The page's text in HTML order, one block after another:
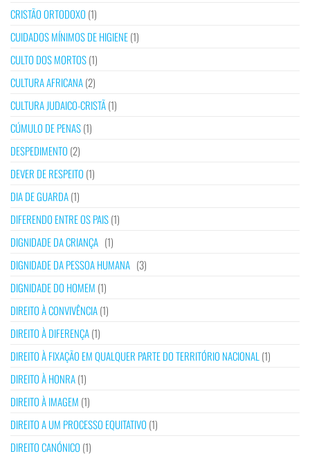
CRISTÃO ORTODOXO (1)
CUIDADOS MÍNIMOS DE HIGIENE(1)
CULTO DOS MORTOS(1)
CULTURA AFRICANA(2)
CULTURA JUDAICO-CRISTÃ(1)
CÚMULO DE PENAS(1)
DESPEDIMENTO (2)
DEVER DE RESPEITO (1)
DIA DE GUARDA(1)
DIFERENDO ENTRE OS PAIS(1)
DIGNIDADE DA CRIANÇA (1)
DIGNIDADE DA PESSOA HUMANA (3)
DIGNIDADE DO HOMEM (1)
DIREITO À CONVIVÊNCIA(1)
DIREITO À DIFERENÇA(1)
DIREITO À FIXAÇÃO EM QUALQUER PARTE DO TERRITÓRIO NACIONAL (1)
DIREITO À HONRA(1)
DIREITO À IMAGEM (1)
DIREITO A UM PROCESSO EQUITATIVO (1)
DIREITO CANÓNICO (1)